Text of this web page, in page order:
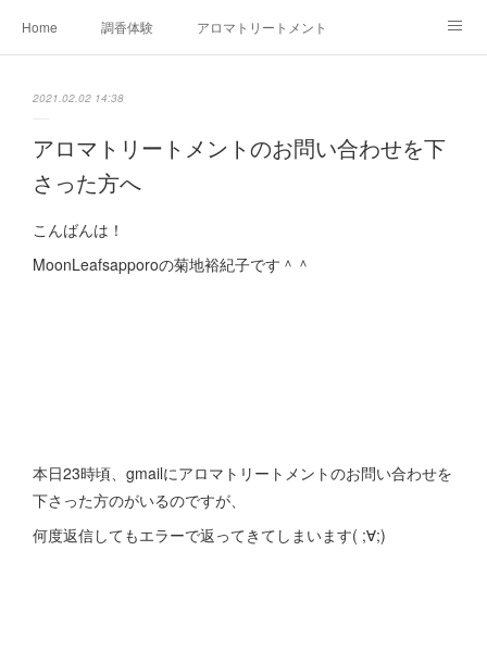
Home 調香体験 アロマトリートメントMenu
Ameblo
2021.02.02 14:38
アロマトリートメントのお問い合わせを下
さった方へ
こんばんは！
MoonLeafsapporoの菊地裕紀子です＾＾
本日23時頃、gmailにアロマトリートメントのお問い合わせを
下さった方のがいるのですが、
何度返信してもエラーで返ってきてしまいます( ;∀;)